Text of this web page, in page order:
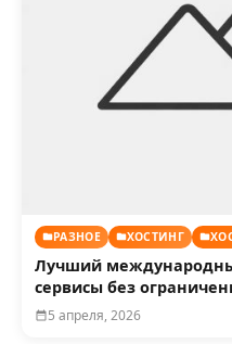
РАЗНОЕ ХОСТИНГ
Лучший
сервисы без
5 апреля, 2026